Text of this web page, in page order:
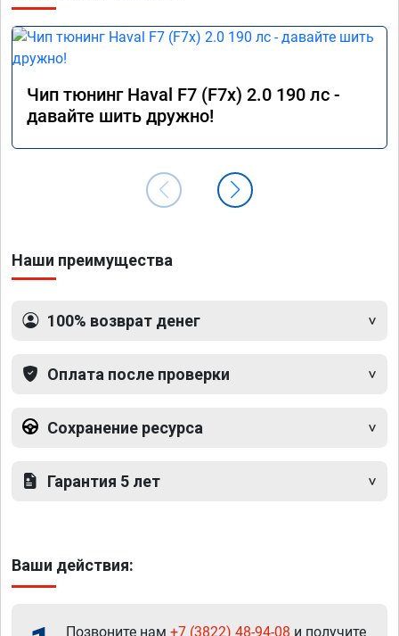
Чип тюнинг Haval F7 (F7x) 2.0 190 лс -
давайте шить дружно!
Наши преимущества
100% возврат денег
Оплата после проверки
Сохранение ресурса
Гарантия 5 лет
Ваши действия:
Позвоните нам +7 (3822) 48-94-08 и получите